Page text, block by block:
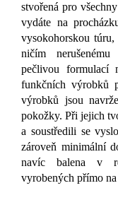
stvořená pro
vydáte na
vysokohorskou túru,
ničím
pečlivou formulací
funkčních výrobků
výrobků jsou
pokožky. Při jejich
a soustředili se
zároveň minimální
navíc balena v
vyrobených přímo